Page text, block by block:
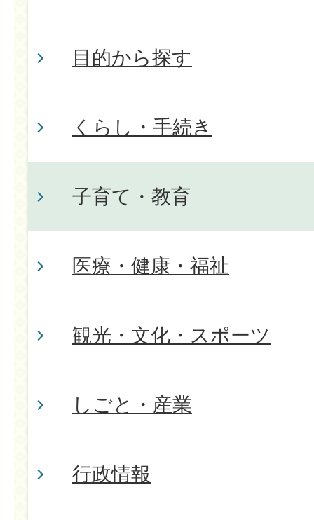
目的から探す
くらし・手続き
子育て・教育
医療・健康・福祉
観光・文化・スポーツ
しごと・産業
行政情報